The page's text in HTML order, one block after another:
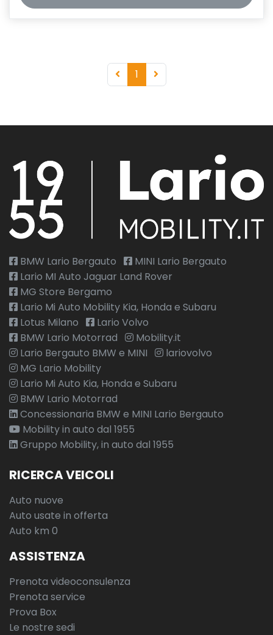
1
BMW Lario Bergauto
MINI Lario Bergauto
Lario MI Auto Jaguar Land Rover
MG Store Bergamo
Lario Mi Auto Mobility Kia, Honda e Subaru
Lotus Milano
Lario Volvo
BMW Lario Motorrad
Mobility.it
Lario Bergauto BMW e MINI
lariovolvo
MG Lario Mobility
Lario Mi Auto Kia, Honda e Subaru
BMW Lario Motorrad
Concessionaria BMW e MINI Lario Bergauto
Mobility in auto dal 1955
Gruppo Mobility, in auto dal 1955
RICERCA VEICOLI
Auto nuove
Auto usate in offerta
Auto km 0
ASSISTENZA
Prenota videoconsulenza
Prenota service
Prova Box
Le nostre sedi